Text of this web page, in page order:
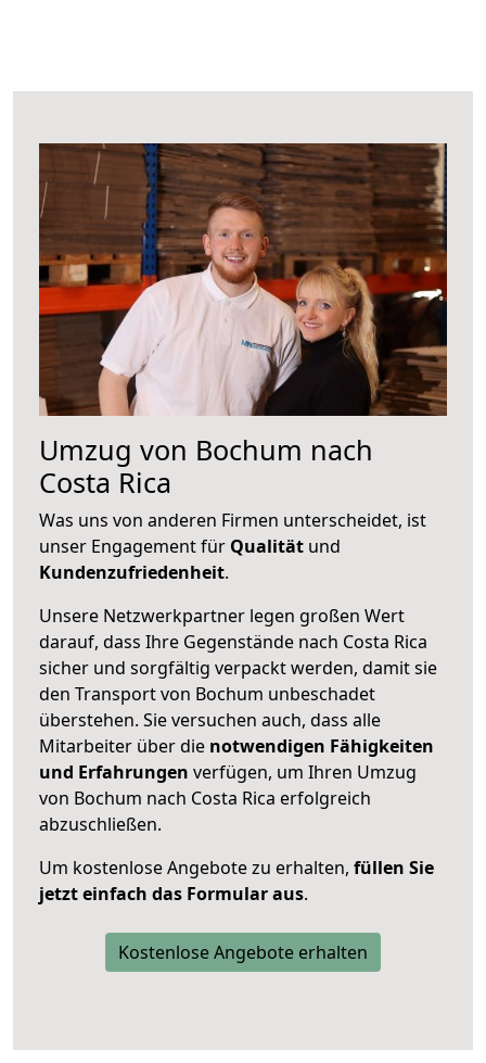
Umzug von Bochum nach
Costa Rica
Was uns von anderen Firmen unterscheidet, ist
unser Engagement für Qualität und
Kundenzufriedenheit.
Unsere Netzwerkpartner legen großen Wert
darauf, dass Ihre Gegenstände nach Costa Rica
sicher und sorgfältig verpackt werden, damit sie
den Transport von Bochum unbeschadet
überstehen. Sie versuchen auch, dass alle
Mitarbeiter über die notwendigen Fähigkeiten
und Erfahrungen verfügen, um Ihren Umzug
von Bochum nach Costa Rica erfolgreich
abzuschließen.
Um kostenlose Angebote zu erhalten, füllen Sie
jetzt einfach das Formular aus.
Kostenlose Angebote erhalten